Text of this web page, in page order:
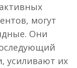
могут
Они
усиливают их